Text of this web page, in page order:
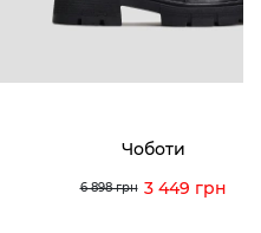
Чоботи
6 898 грн 3 449 грн